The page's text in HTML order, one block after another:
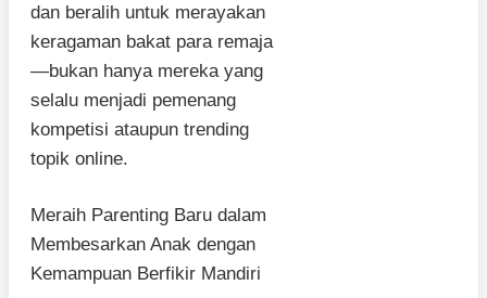
dan beralih untuk merayakan
keragaman bakat para remaja
—bukan hanya mereka yang
selalu menjadi pemenang
kompetisi ataupun trending
topik online.
Meraih Parenting Baru dalam
Membesarkan Anak dengan
Kemampuan Berfikir Mandiri